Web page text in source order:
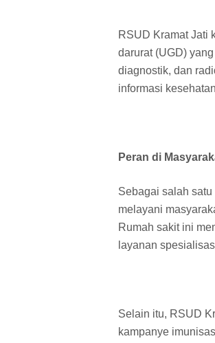
RSUD Kramat Jati
darurat (UGD)
diagnostik, dan
informasi
Peran di
Sebagai salah
melayani
Rumah sakit ini
layanan
Selain itu, RSUD
kampanye